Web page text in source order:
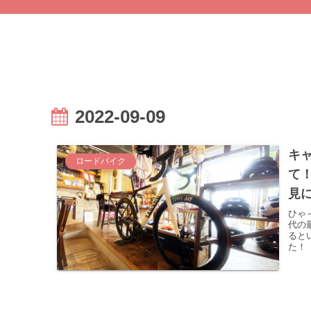
2022-09-09
ロードバイク
キ
て
見
ひゃ
代の
ると
た！